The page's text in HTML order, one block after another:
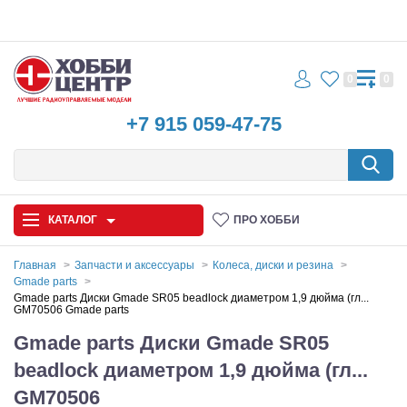
+7 915 059-47-75
0 0
КАТАЛОГ ПРО ХОББИ
Автомодели
Запчасти и аксессуары
Игрушки
Главная Запчасти и аксессуары
Колеса, диски и резина
Gmade parts
Gmade parts Диски Gmade SR05 beadlock диаметром 1,9 дюйма (гл...
GM70506 Gmade parts
Gmade parts Диски Gmade SR05
beadlock диаметром 1,9 дюйма (гл...
GM70506